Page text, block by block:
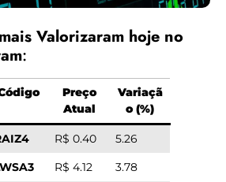
Valorizaram hoje no
:
Preço
Atual
Variaçã
o (%)
R$ 0.40
5.26
R$ 4.12
3.78